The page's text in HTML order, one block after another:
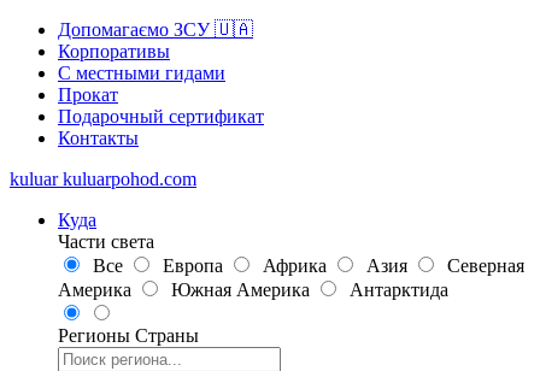
Допомагаємо ЗСУ 🇺🇦
Корпоративы
С местными гидами
Прокат
Подарочный сертификат
Контакты
kuluar kuluarpohod.com
Куда
Части света
Все
Европа Африка Азия
Северная
Америка
Южная Америка Антарктида
Регионы Страны